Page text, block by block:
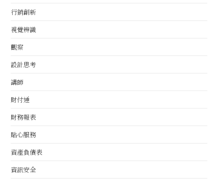
行銷創新
視覺辨識
觀察
設計思考
講師
財付通
財務報表
貼心服務
資產負債表
資訊安全